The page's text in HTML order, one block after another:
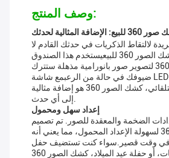
وصف المنتج:
الإضافة المثالية لحدثك
لالتقاط الذكريات في حدثك القادم لا
تبحث أكثر من كشك الصور 360 للبيعيستخدم هذا الصندوق
المبتكر كاميرا 360 لتصوير صور بانورامية مذهلة ستترك
ضيوفك في حالة من الرعبمع شاشة LED، وسهولة الإعداد،
ووظيفة الدوران التلقائي، كشك الصور 360 هو إضافة مثالية
إلى أي حدث.
إعداد سهل ومحمول
الضخمة والمعقدة للصور. تم تصميم
كشك التصوير 360 لسهولة الإعداد المحمول، مما يعني أنه
في وقت قصير.سواء كنت تستضيف حفل
زفاف، حدث الشركات، أو حفلة عيد الميلاد، كشك الصور 360